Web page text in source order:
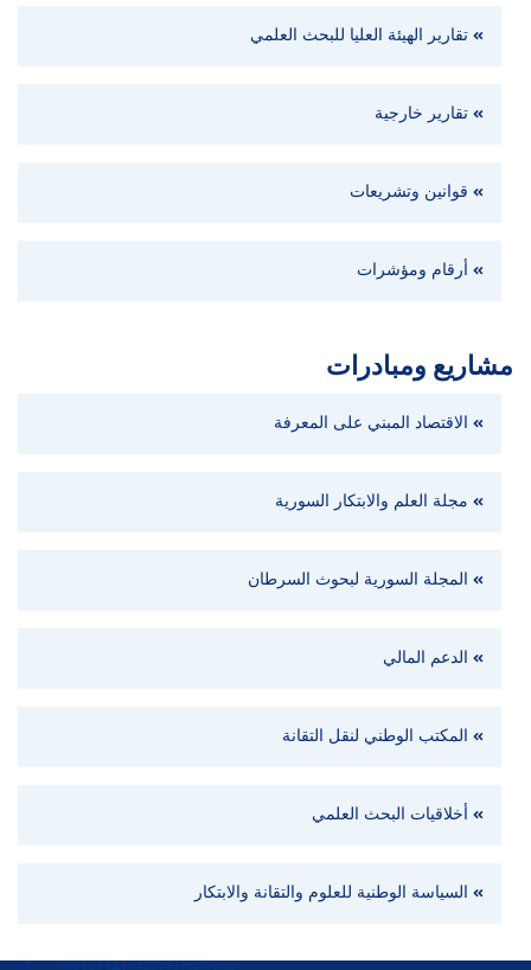
تقارير الهيئة العليا للبحث العلمي
تقارير خارجية
قوانين وتشريعات
أرقام ومؤشرات
مشاريع ومبادرات
الاقتصاد المبني على المعرفة
مجلة العلم والابتكار السورية
المجلة السورية لبحوث السرطان
الدعم المالي
المكتب الوطني لنقل التقانة
أخلاقيات البحث العلمي
السياسة الوطنية للعلوم والتقانة والابتكار